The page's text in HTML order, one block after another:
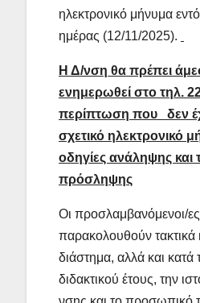
ηλεκτρονικό μήνυμα
ημέρας (12/11/2025).
Η Δ/νση θα πρέπει
ενημερωθεί στο τηλ.
περίπτωση που δεν
σχετικό ηλεκτρονικό
οδηγίες ανάληψης και
πρόσληψης
Οι προσλαμβανόμενοι/
παρακολουθούν τακτικά
διάστημα, αλλά και κατά
διδακτικού έτους, την